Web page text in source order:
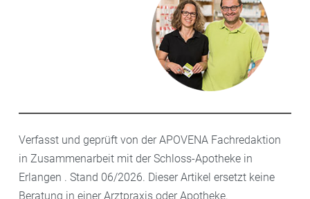
Verfasst und geprüft von der APOVENA Fachredaktion
in Zusammenarbeit mit der Schloss-Apotheke in
Erlangen . Stand 06/2026. Dieser Artikel ersetzt keine
Beratung in einer Arztpraxis oder Apotheke.